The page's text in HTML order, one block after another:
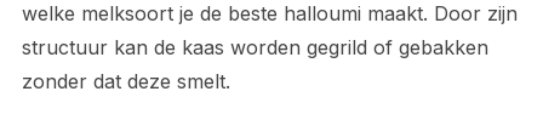
welke melksoort je de beste halloumi maakt. Door zijn
structuur kan de kaas worden gegrild of gebakken
zonder dat deze smelt.